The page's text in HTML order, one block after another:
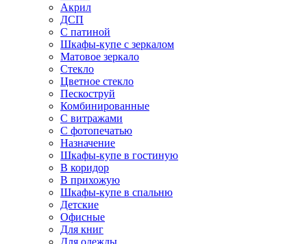
Акрил
ДСП
С патиной
Шкафы-купе с зеркалом
Матовое зеркало
Стекло
Цветное стекло
Пескоструй
Комбинированные
С витражами
С фотопечатью
Назначение
Шкафы-купе в гостиную
В коридор
В прихожую
Шкафы-купе в спальню
Детские
Офисные
Для книг
Для одежды